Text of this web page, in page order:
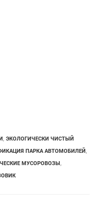
, ЭКОЛОГИЧЕСКИ ЧИСТЫЙ
ПАРКА АВТОМОБИЛЕЙ,
МУСОРОВОЗЫ,